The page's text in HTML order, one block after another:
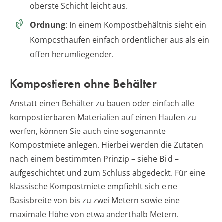
oberste Schicht leicht aus.
Ordnung: In einem Kompostbehältnis sieht ein
Komposthaufen einfach ordentlicher aus als ein
offen herumliegender.
Kompostieren ohne Behälter
Anstatt einen Behälter zu bauen oder einfach alle
kompostierbaren Materialien auf einen Haufen zu
werfen, können Sie auch eine sogenannte
Kompostmiete anlegen. Hierbei werden die Zutaten
nach einem bestimmten Prinzip – siehe Bild –
aufgeschichtet und zum Schluss abgedeckt. Für eine
klassische Kompostmiete empfiehlt sich eine
Basisbreite von bis zu zwei Metern sowie eine
maximale Höhe von etwa anderthalb Metern.